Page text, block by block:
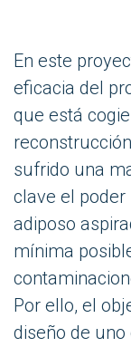
En este
eficacia del
que está
sufrido una
clave el
adiposo
mínima
Por ello, el
diseño de